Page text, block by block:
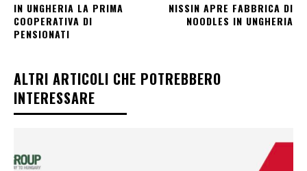
IN UNGHERIA LA PRIMA
COOPERATIVA DI
PENSIONATI
NISSIN APRE FABBRICA DI
NOODLES IN UNGHERIA
ALTRI ARTICOLI CHE POTREBBERO
INTERESSARE